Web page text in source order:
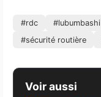
#rdc #lubumbashi
#sécurité routière
Voir aussi